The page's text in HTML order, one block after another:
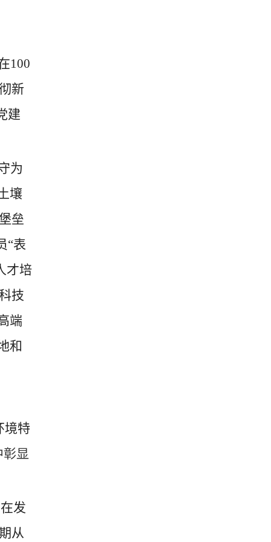
100
新
建
为
壤
垒
“表
才培
技
端
和
境特
显
发
从